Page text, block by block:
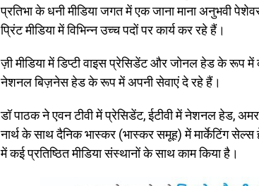
प्रतिभा के धनी मीडिया जगत में एक जाना माना अनुभवी
प्रिंट मीडिया में विभिन्न उच्च पदों पर कार्य कर रहे हैं।
ज़ी मीडिया में डिप्टी वाइस प्रेसिडेंट और जोनल हेड के रूप
नेशनल बिज़नेस हेड के रूप में अपनी सेवाएं दे रहे हैं।
डॉ पाठक ने एवन टीवी में प्रेसिडेंट, ईटीवी में नेशनल हेड,
नार्थ के साथ दैनिक भास्कर (भास्कर समूह) में मार्केटिंग
में कई प्रतिष्ठित मीडिया संस्थानों के साथ काम किया है।